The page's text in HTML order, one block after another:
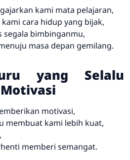
kami mata pelajaran,
cara hidup yang bijak,
segala bimbinganmu,
masa depan gemilang.
yang Selalu
motivasi,
membuat kami lebih kuat,
memberi semangat.